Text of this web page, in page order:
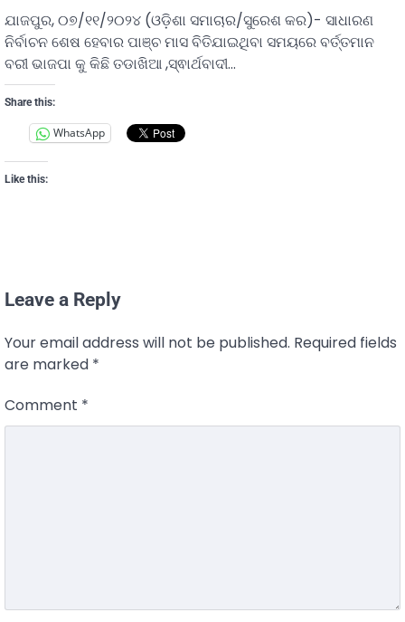
ଯାଜପୁର, ୦୭/୧୧/୨୦୨୪ (ଓଡ଼ିଶା ସମାଚାର/ସୁରେଶ କର)- ସାଧାରଣ
ନିର୍ବାଚନ ଶେଷ ହେବାର ପାଞ୍ଚ ମାସ ବିତିଯାଇଥିବା ସମୟରେ ବର୍ତ୍ତମାନ
ବରୀ ଭାଜପା କୁ କିଛି ତଡାଖିଆ ,ସ୍ଵାର୍ଥବାଦୀ…
Share this:
WhatsApp
Like this:
Leave a Reply
Your email address will not be published. Required fields
are marked *
Comment *